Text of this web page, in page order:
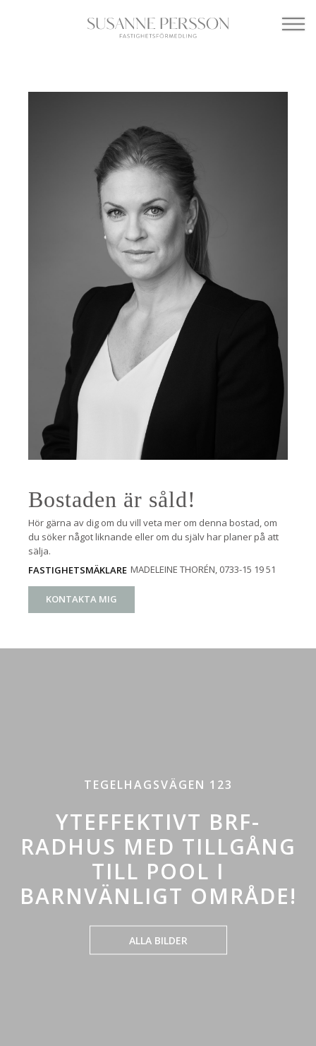
Bostaden är såld!
Hör gärna av dig om du vill veta mer om denna bostad, om
du söker något liknande eller om du själv har planer på att
sälja.
FASTIGHETSMÄKLARE MADELEINE THORÉN, 0733-15 19 51
KONTAKTA MIG
TEGELHAGSVÄGEN 123
YTEFFEKTIVT BRF-
RADHUS MED TILLGÅNG
TILL POOL I
BARNVÄNLIGT OMRÅDE!
ALLA BILDER